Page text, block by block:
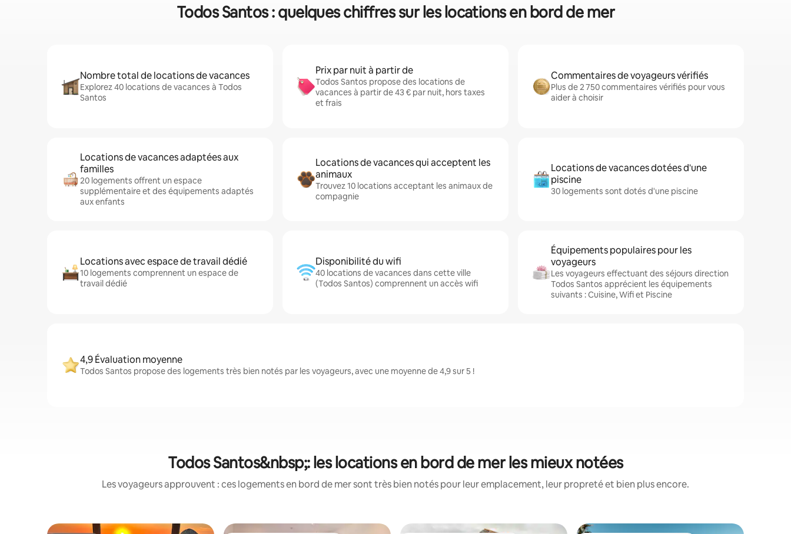
Todos Santos : quelques chiffres sur les locations en bord de mer
Nombre total de locations de vacances
Explorez 40 locations de vacances à Todos
Santos
Prix par nuit à partir de
Todos Santos propose des locations de
vacances à partir de 43 € par nuit, hors taxes
et frais
Commentaires de voyageurs vérifiés
Plus de 2 750 commentaires vérifiés pour vous
aider à choisir
Locations de vacances adaptées aux
familles
20 logements offrent un espace
supplémentaire et des équipements adaptés
aux enfants
Locations de vacances qui acceptent les
animaux
Trouvez 10 locations acceptant les animaux de
compagnie
Locations de vacances dotées d'une
piscine
30 logements sont dotés d'une piscine
Locations avec espace de travail dédié
10 logements comprennent un espace de
travail dédié
Disponibilité du wifi
40 locations de vacances dans cette ville
(Todos Santos) comprennent un accès wifi
Équipements populaires pour les
voyageurs
Les voyageurs effectuant des séjours direction
Todos Santos apprécient les équipements
suivants : Cuisine, Wifi et Piscine
4,9 Évaluation moyenne
Todos Santos propose des logements très bien notés par les voyageurs, avec une moyenne de 4,9 sur 5 !
Todos Santos&nbsp;: les locations en bord de mer les mieux notées
Les voyageurs approuvent : ces logements en bord de mer sont très bien notés pour leur emplacement, leur propreté et bien plus encore.